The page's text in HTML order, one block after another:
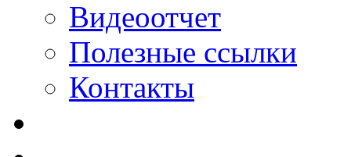
Видеоотчет
Полезные ссылки
Контакты